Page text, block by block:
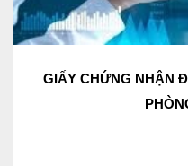
GIẤY CHỨNG NHẬN